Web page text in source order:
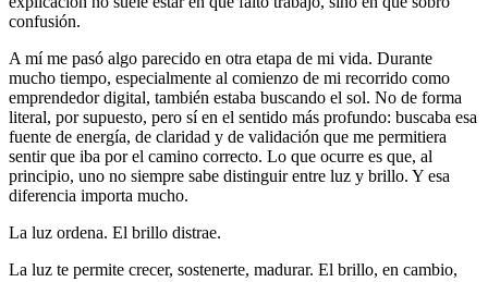
confusión.
A mí me pasó algo parecido en otra etapa de mi vida. Durante
mucho tiempo, especialmente al comienzo de mi recorrido como
emprendedor digital, también estaba buscando el sol. No de forma
literal, por supuesto, pero sí en el sentido más profundo: buscaba esa
fuente de energía, de claridad y de validación que me permitiera
sentir que iba por el camino correcto. Lo que ocurre es que, al
principio, uno no siempre sabe distinguir entre luz y brillo. Y esa
diferencia importa mucho.
La luz ordena. El brillo distrae.
La luz te permite crecer, sostenerte, madurar. El brillo, en cambio,